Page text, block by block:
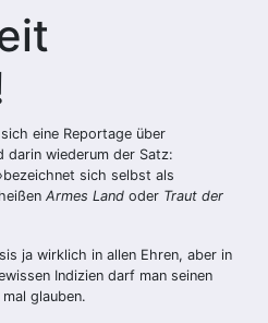
eine Reportage über
darin wiederum der Satz:
sich selbst als
Armes Land oder Traut der
ja wirklich in allen Ehren, aber in
Indizien darf man seinen
glauben.